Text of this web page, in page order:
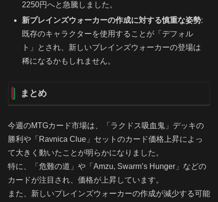
2250円へと急騰しました。
新プレインズウォーカーの作成に対する慎重な姿勢:
既存のキャラクターを使用することが「デフォル
ト」とされ、新しいプレインズウォーカーの登場は
稀になるかもしれません。
まとめ
今週のMTGカード市場は、「ラクドス吸血鬼」デッキの
勝利や「Ravnica Clue」セットのカード価格上昇によっ
て大きく動いたことが明らかになりました。
特に、「危難の道」や「Amzu, Swarm’s Hunger」などの
カードが注目され、価格が上昇しています。
また、新しいプレインズウォーカーの作成が減少する可能